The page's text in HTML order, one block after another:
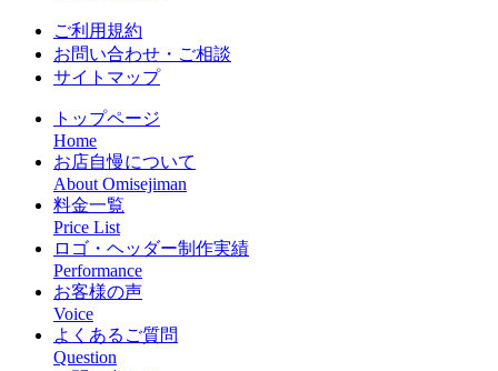
ご利用規約
お問い合わせ・ご相談
サイトマップ
トップページ
Home
お店自慢について
About Omisejiman
料金一覧
Price List
ロゴ・ヘッダー制作実績
Performance
お客様の声
Voice
よくあるご質問
Question